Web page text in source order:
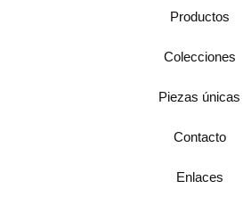
Productos
Colecciones
Piezas únicas
Contacto
Enlaces